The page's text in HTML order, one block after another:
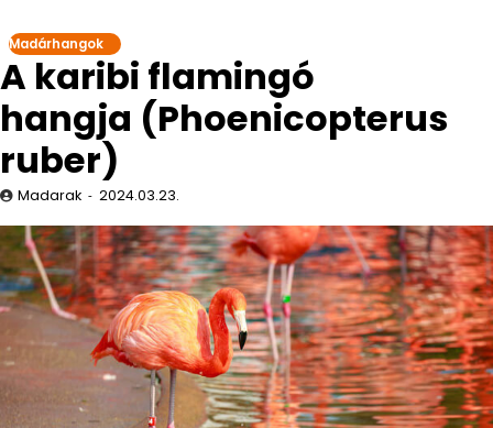
Madárhangok
A karibi flamingó
hangja (Phoenicopterus
ruber)
Madarak 2024.03.23.